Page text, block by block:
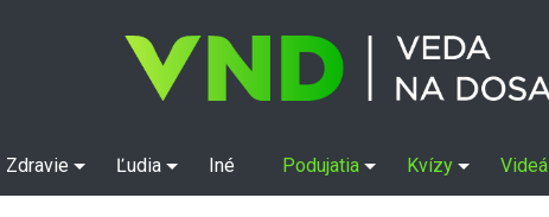
Zdravie Ľudia Iné Podujatia Kvízy Videá